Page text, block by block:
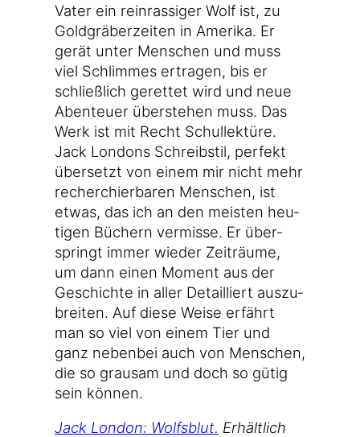
Vater ein rein­ras­si­ger Wolf ist, zu
Gold­grä­ber­zei­ten in Ame­ri­ka. Er
gerät unter Men­schen und muss
viel Schlim­mes ertra­gen, bis er
schließ­lich geret­tet wird und neue
Aben­teu­er über­ste­hen muss. Das
Werk ist mit Recht Schul­lek­tü­re.
Jack Lon­dons Schreib­stil, per­fekt
über­setzt von einem mir nicht mehr
recher­chier­ba­ren Men­schen, ist
etwas, das ich an den meis­ten heu­
ti­gen Büchern ver­mis­se. Er über­
springt immer wie­der Zeit­räu­me,
um dann einen Moment aus der
Geschich­te in aller Detail­liert aus­zu­
brei­ten. Auf die­se Wei­se erfährt
man so viel von einem Tier und
ganz neben­bei auch von Men­schen,
die so grau­sam und doch so gütig
sein können.
Jack Lon­don: Wolfs­blut. Erhält­lich